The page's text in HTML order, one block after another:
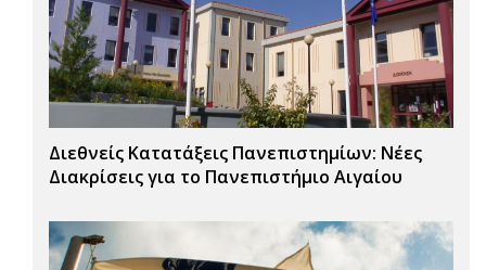
Διεθνείς Κατατάξεις Πανεπιστημίων: Νέες
Διακρίσεις για το Πανεπιστήμιο Αιγαίου